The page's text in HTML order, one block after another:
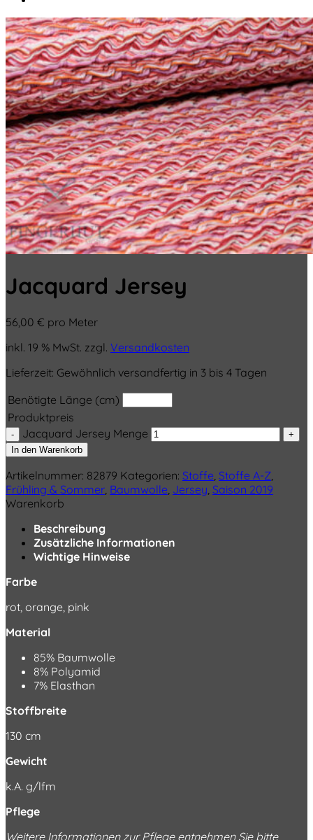
Jacquard Jersey
56,00 € pro Meter
inkl. 19 % MwSt. zzgl. Versandkosten
Lieferzeit: Gewöhnlich versandfertig in 3 bis 4 Tagen
Benötigte Länge (cm)
Produktpreis
Jacquard Jersey Menge
In den Warenkorb
Artikelnummer: 82879 Kategorien: Stoffe Stoffe A-Z
Frühling & Sommer Baumwolle Jersey Saison 2019
Warenkorb
Beschreibung
Zusätzliche Informationen
Wichtige Hinweise
Farbe
rot, orange, pink
Material
85% Baumwolle
8% Polyamid
7% Elasthan
Stoffbreite
130 cm
Gewicht
k.A. g/lfm
Pflege
Weitere Informationen zur Pflege entnehmen Sie bitte